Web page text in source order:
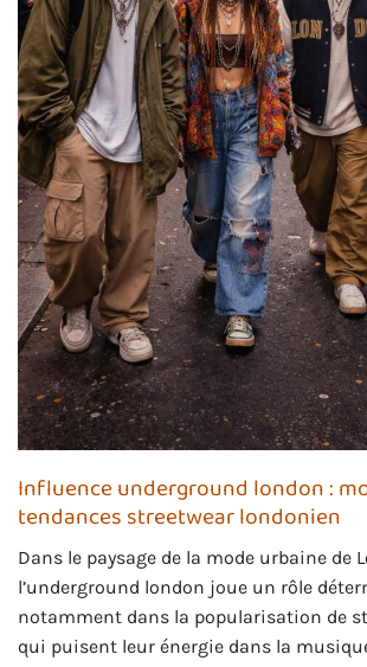
Influence underground london :
tendances streetwear londonien
Dans le paysage de la mode urbaine de
l’underground london joue un rôle
notamment dans la popularisation de
qui puisent leur énergie dans la